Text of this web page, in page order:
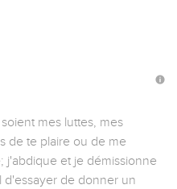
mes luttes, mes
de te plaire ou de me
j'abdique et je démissionne
de donner un